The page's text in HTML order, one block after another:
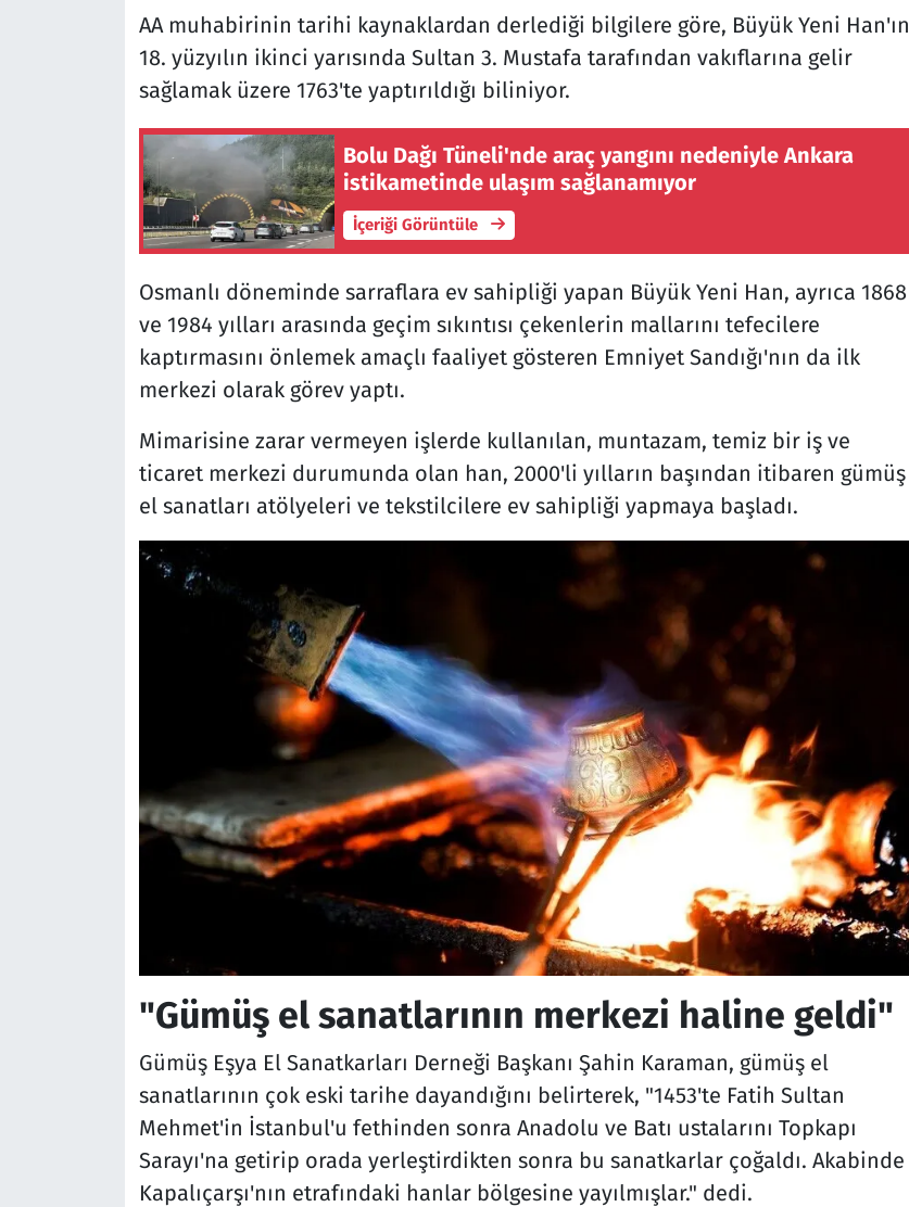
AA muhabirinin tarihi kaynaklardan derlediği bilgilere göre, Büyük Yeni Han'ın
18. yüzyılın ikinci yarısında Sultan 3. Mustafa tarafından vakıflarına gelir
sağlamak üzere 1763'te yaptırıldığı biliniyor.
Bolu Dağı Tüneli'nde araç yangını nedeniyle Ankara
istikametinde ulaşım sağlanamıyor
İçeriği Görüntüle
Osmanlı döneminde sarraflara ev sahipliği yapan Büyük Yeni Han, ayrıca 1868
ve 1984 yılları arasında geçim sıkıntısı çekenlerin mallarını tefecilere
kaptırmasını önlemek amaçlı faaliyet gösteren Emniyet Sandığı'nın da ilk
merkezi olarak görev yaptı.
Mimarisine zarar vermeyen işlerde kullanılan, muntazam, temiz bir iş ve
ticaret merkezi durumunda olan han, 2000'li yılların başından itibaren gümüş
el sanatları atölyeleri ve tekstilcilere ev sahipliği yapmaya başladı.
"Gümüş el sanatlarının merkezi haline geldi"
Gümüş Eşya El Sanatkarları Derneği Başkanı Şahin Karaman, gümüş el
sanatlarının çok eski tarihe dayandığını belirterek, "1453'te Fatih Sultan
Mehmet'in İstanbul'u fethinden sonra Anadolu ve Batı ustalarını Topkapı
Sarayı'na getirip orada yerleştirdikten sonra bu sanatkarlar çoğaldı. Akabinde
Kapalıçarşı'nın etrafındaki hanlar bölgesine yayılmışlar." dedi.